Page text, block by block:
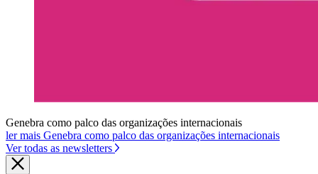
Genebra como palco das organizações internacionais
ler mais Genebra como palco das organizações internacionais
Ver todas as newsletters